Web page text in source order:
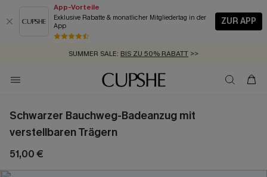
App-Vorteile
Exklusive Rabatte & monatlicher Mitgliedertag in der
App
ZUR APP
GRATIS MASSBAND MIT JEDEM SCHNELLVERSAND-ARTIKEL >>
SUMMER SALE: BIS ZU 50% RABATT >>
ZUM NEWSLETTER:BIS ZU -20% EXTRA ERHALTEN
KOSTENLOSER VERSAND AB 89 €
Schwarzer Bauchweg-Badeanzug mit
verstellbaren Trägern
51,00 €